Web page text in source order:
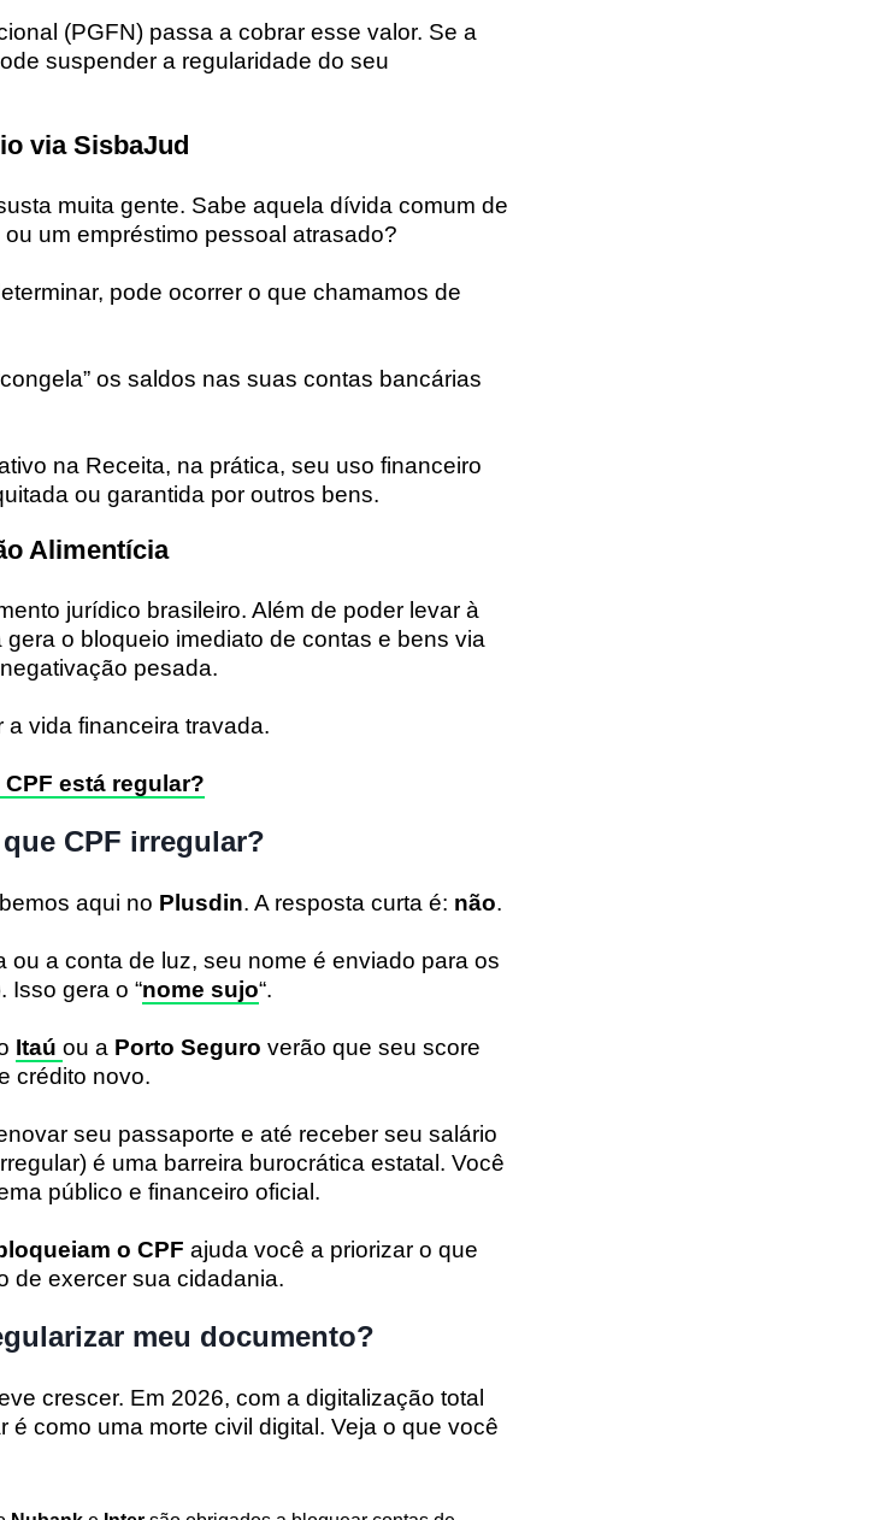
(PGFN) passa a cobrar esse valor. Se a
suspender a regularidade do seu
via SisbaJud
muita gente. Sabe aquela dívida comum de
ou um empréstimo pessoal atrasado?
pode ocorrer o que chamamos de
os saldos nas suas contas bancárias
na Receita, na prática, seu uso financeiro
ou garantida por outros bens.
Alimentícia
jurídico brasileiro. Além de poder levar à
o bloqueio imediato de contas e bens via
pesada.
vida financeira travada.
está regular?
CPF irregular?
aqui no Plusdin. A resposta curta é: não.
a conta de luz, seu nome é enviado para os
Isso gera o “nome sujo“.
Itaú ou a Porto Seguro verão que seu score
crédito novo.
seu passaporte e até receber seu salário
é uma barreira burocrática estatal. Você
público e financeiro oficial.
o CPF ajuda você a priorizar o que
de exercer sua cidadania.
meu documento?
crescer. Em 2026, com a digitalização total
como uma morte civil digital. Veja o que você